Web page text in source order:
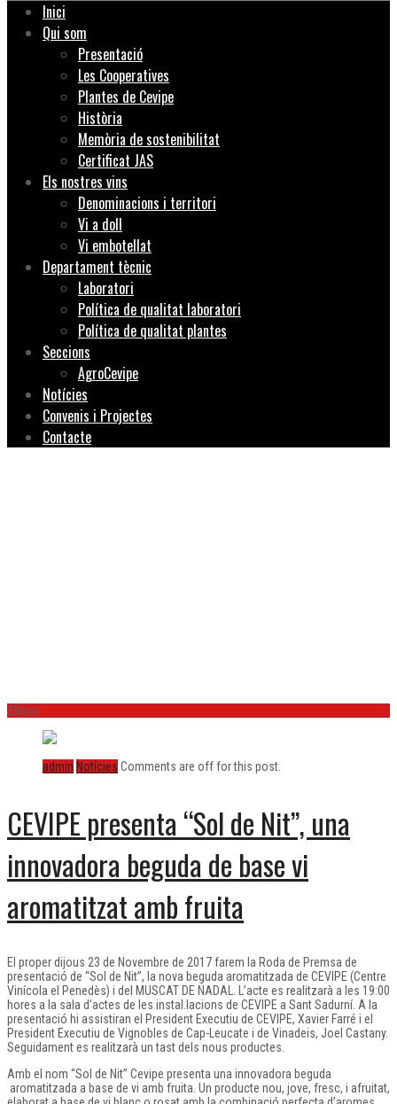
Inici
Qui som
Presentació
Les Cooperatives
Plantes de Cevipe
Història
Memòria de sostenibilitat
Certificat JAS
Els nostres vins
Denominacions i territori
Vi a doll
Vi embotellat
Departament tècnic
Laboratori
Política de qualitat laboratori
Política de qualitat plantes
Seccions
AgroCevipe
Notícies
Convenis i Projectes
Contacte
20nov.
admin Notícies Comments are off for this post.
CEVIPE presenta “Sol de Nit”, una
innovadora beguda de base vi
aromatitzat amb fruita
El proper dijous 23 de Novembre de 2017 farem la Roda de Premsa de
presentació de “Sol de Nit”, la nova beguda aromatitzada de CEVIPE (Centre
Vinícola el Penedès) i del MUSCAT DE NADAL. L’acte es realitzarà a les 19:00
hores a la sala d’actes de les instal.lacions de CEVIPE a Sant Sadurní. A la
presentació hi assistiran el President Executiu de CEVIPE, Xavier Farré i el
President Executiu de Vignobles de Cap-Leucate i de Vinadeis, Joel Castany.
Seguidament es realitzarà un tast dels nous productes.
Amb el nom “Sol de Nit” Cevipe presenta una innovadora beguda
aromatitzada a base de vi amb fruita. Un producte nou, jove, fresc, i afruitat,